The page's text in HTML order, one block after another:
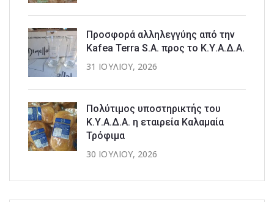
Προσφορά αλληλεγγύης από την
Kafea Terra S.A. προς το Κ.Υ.Α.Δ.Α.
31 ΙΟΥΛΊΟΥ, 2026
Πολύτιμος υποστηρικτής του
Κ.Υ.Α.Δ.Α. η εταιρεία Καλαμαία
Τρόφιμα
30 ΙΟΥΛΊΟΥ, 2026